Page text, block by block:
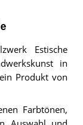
Estische
in
Produkt von
Farbtönen,